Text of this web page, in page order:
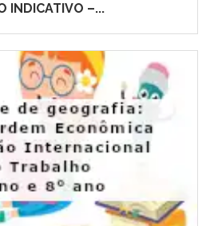
INDICATIVO –...